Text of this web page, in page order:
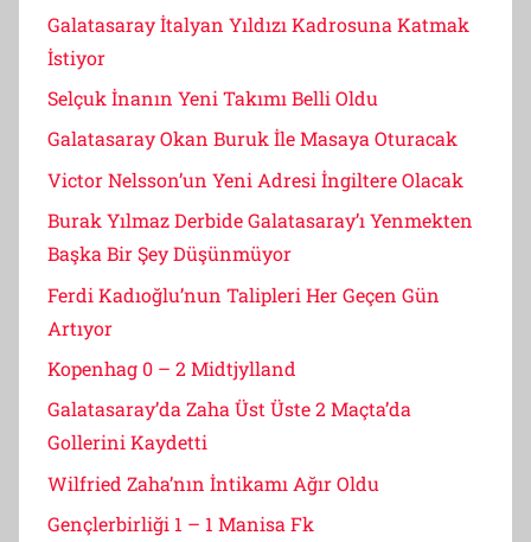
Galatasaray İtalyan Yıldızı Kadrosuna Katmak
İstiyor
Selçuk İnanın Yeni Takımı Belli Oldu
Galatasaray Okan Buruk İle Masaya Oturacak
Victor Nelsson’un Yeni Adresi İngiltere Olacak
Burak Yılmaz Derbide Galatasaray’ı Yenmekten
Başka Bir Şey Düşünmüyor
Ferdi Kadıoğlu’nun Talipleri Her Geçen Gün
Artıyor
Kopenhag 0 – 2 Midtjylland
Galatasaray’da Zaha Üst Üste 2 Maçta’da
Gollerini Kaydetti
Wilfried Zaha’nın İntikamı Ağır Oldu
Gençlerbirliği 1 – 1 Manisa Fk